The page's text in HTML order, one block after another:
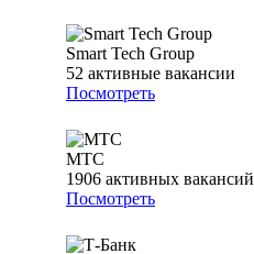
Smart Tech Group
52 активные вакансии
Посмотреть
МТС
1906 активных вакансий
Посмотреть